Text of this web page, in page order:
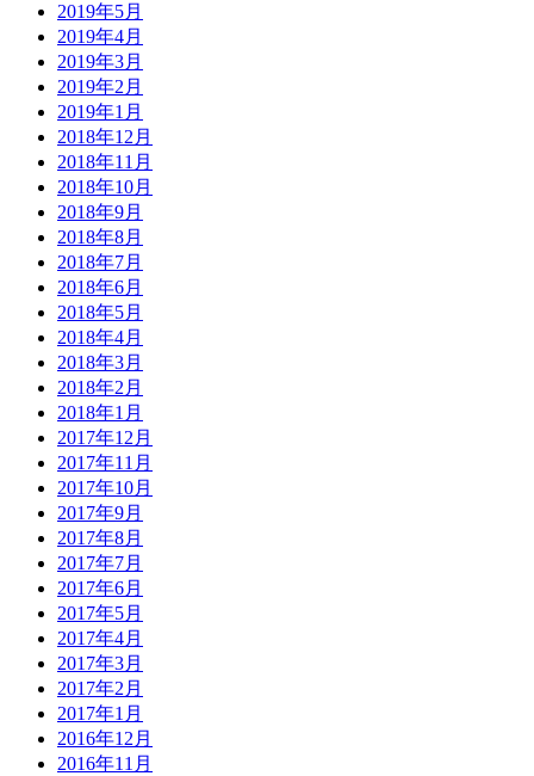
2019年5月
2019年4月
2019年3月
2019年2月
2019年1月
2018年12月
2018年11月
2018年10月
2018年9月
2018年8月
2018年7月
2018年6月
2018年5月
2018年4月
2018年3月
2018年2月
2018年1月
2017年12月
2017年11月
2017年10月
2017年9月
2017年8月
2017年7月
2017年6月
2017年5月
2017年4月
2017年3月
2017年2月
2017年1月
2016年12月
2016年11月